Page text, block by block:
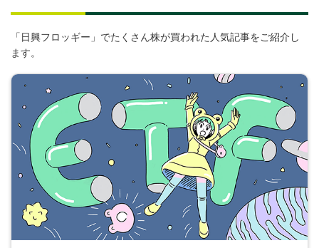
「日興フロッギー」でたくさん株が買われた人気記事をご紹介し
ます。